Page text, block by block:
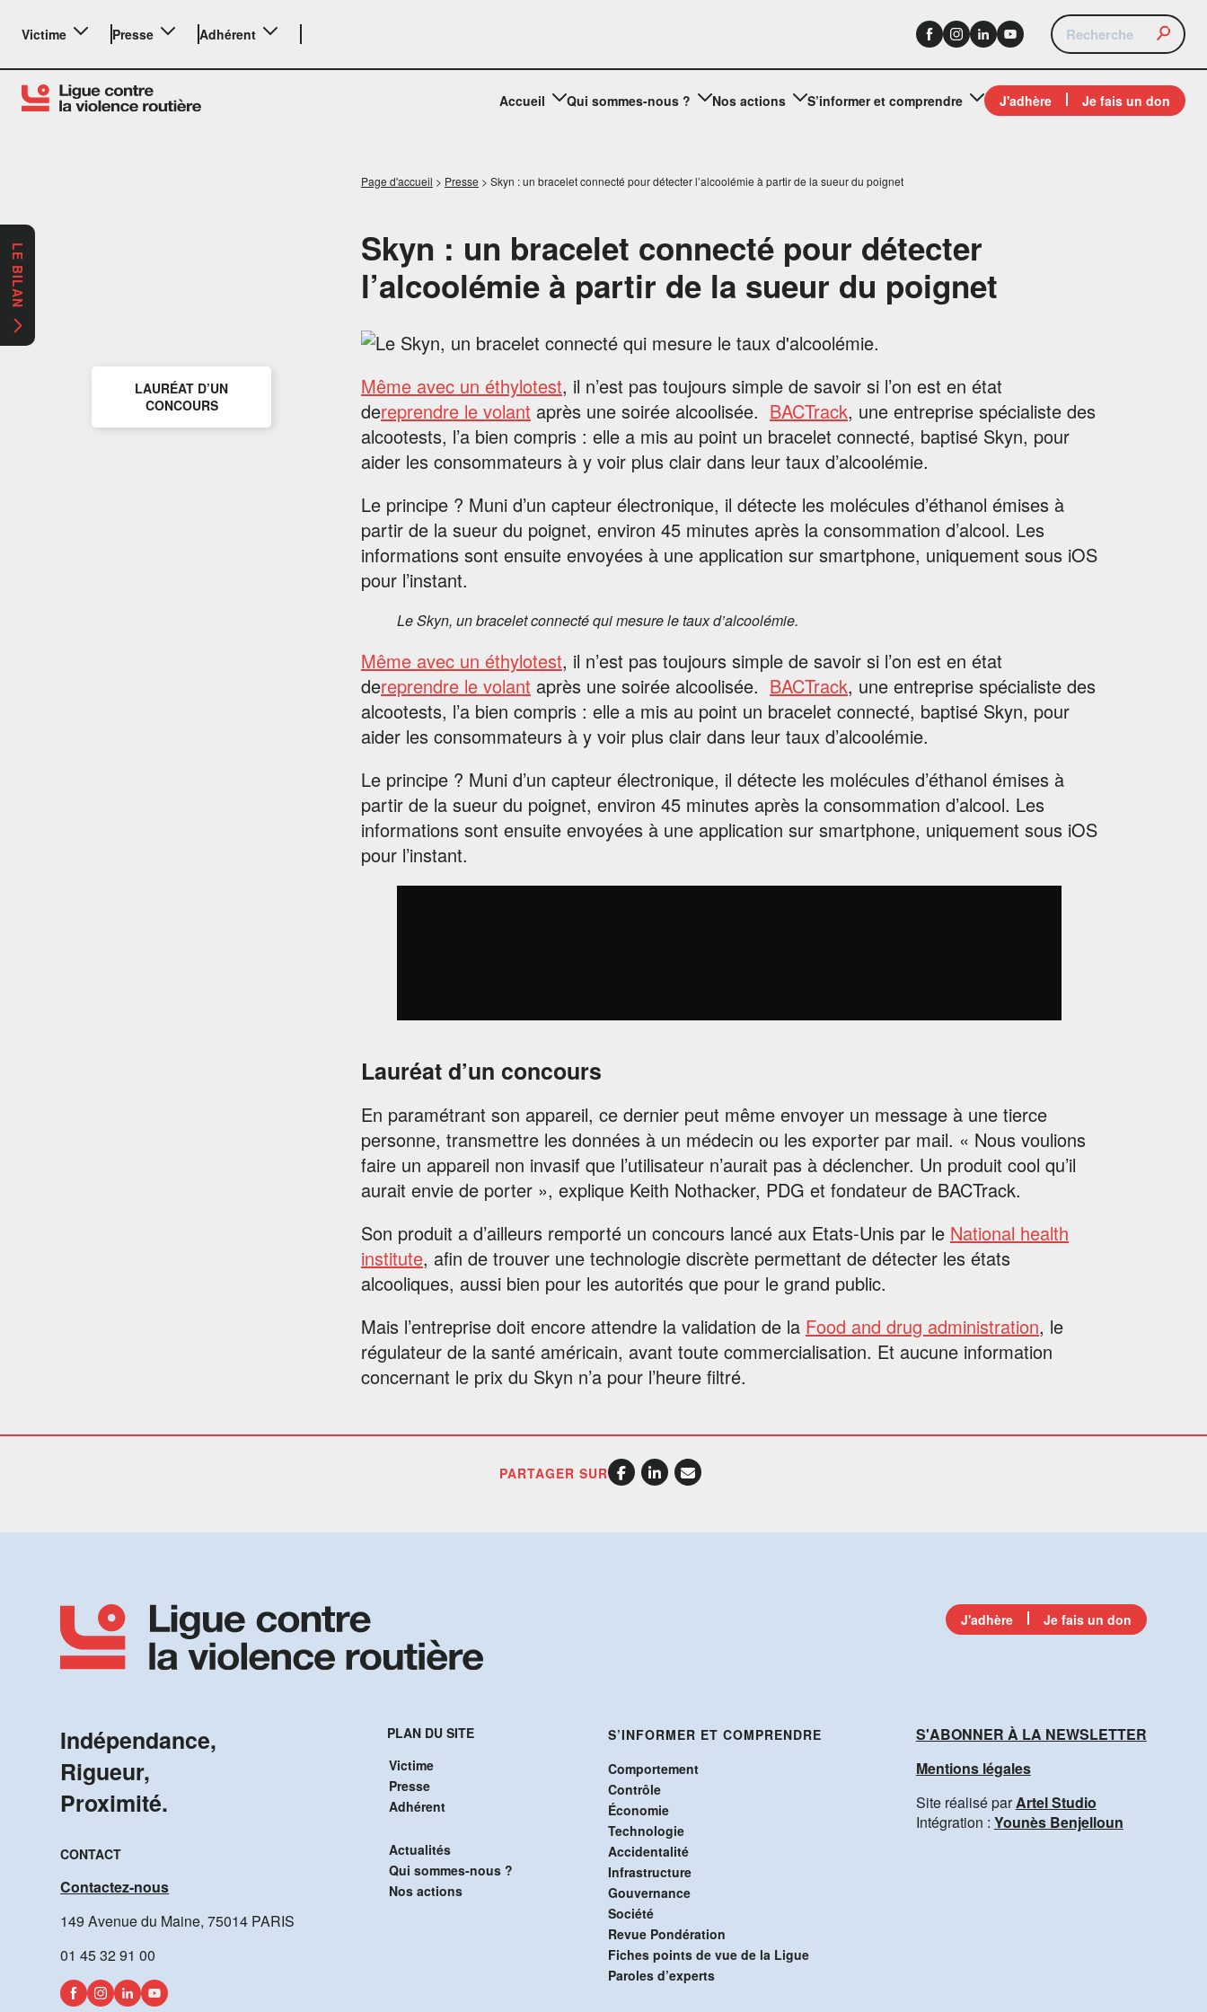
Victime Presse Adhérent
Accueil Qui sommes-nous ? Nos actions S’informer et comprendre J'adhère Je fais un don
Page d'accueil > Presse > Skyn : un bracelet connecté pour détecter l’alcoolémie à partir de la sueur du poignet
Skyn : un bracelet connecté pour détecter
l’alcoolémie à partir de la sueur du poignet
Même avec un éthylotest, il n’est pas toujours simple de savoir si l’on est en état
dereprendre le volant après une soirée alcoolisée. BACTrack, une entreprise spécialiste des
alcootests, l’a bien compris : elle a mis au point un bracelet connecté, baptisé Skyn, pour
aider les consommateurs à y voir plus clair dans leur taux d’alcoolémie.
Le principe ? Muni d’un capteur électronique, il détecte les molécules d’éthanol émises à
partir de la sueur du poignet, environ 45 minutes après la consommation d’alcool. Les
informations sont ensuite envoyées à une application sur smartphone, uniquement sous iOS
pour l’instant.
Le Skyn, un bracelet connecté qui mesure le taux d’alcoolémie.
Même avec un éthylotest, il n’est pas toujours simple de savoir si l’on est en état
dereprendre le volant après une soirée alcoolisée. BACTrack, une entreprise spécialiste des
alcootests, l’a bien compris : elle a mis au point un bracelet connecté, baptisé Skyn, pour
aider les consommateurs à y voir plus clair dans leur taux d’alcoolémie.
Le principe ? Muni d’un capteur électronique, il détecte les molécules d’éthanol émises à
partir de la sueur du poignet, environ 45 minutes après la consommation d’alcool. Les
informations sont ensuite envoyées à une application sur smartphone, uniquement sous iOS
pour l’instant.
Lauréat d’un concours
En paramétrant son appareil, ce dernier peut même envoyer un message à une tierce
personne, transmettre les données à un médecin ou les exporter par mail. « Nous voulions
faire un appareil non invasif que l’utilisateur n’aurait pas à déclencher. Un produit cool qu’il
aurait envie de porter », explique Keith Nothacker, PDG et fondateur de BACTrack.
Son produit a d’ailleurs remporté un concours lancé aux Etats-Unis par le National health
institute, afin de trouver une technologie discrète permettant de détecter les états
alcooliques, aussi bien pour les autorités que pour le grand public.
Mais l’entreprise doit encore attendre la validation de la Food and drug administration, le
régulateur de la santé américain, avant toute commercialisation. Et aucune information
concernant le prix du Skyn n’a pour l’heure filtré.
PARTAGER SUR
LAURÉAT D’UN
CONCOURS
J'adhère Je fais un don
Indépendance,
Rigueur,
Proximité.
CONTACT
Contactez-nous
149 Avenue du Maine, 75014 PARIS
01 45 32 91 00
PLAN DU SITE
Victime
Presse
Adhérent
Actualités
Qui sommes-nous ?
Nos actions
S’INFORMER ET COMPRENDRE
Comportement
Contrôle
Économie
Technologie
Accidentalité
Infrastructure
Gouvernance
Société
Revue Pondération
Fiches points de vue de la Ligue
Paroles d’experts
S'ABONNER À LA NEWSLETTER
Mentions légales
Site réalisé parArtel Studio
Intégration : Younès Benjelloun
LE BILAN